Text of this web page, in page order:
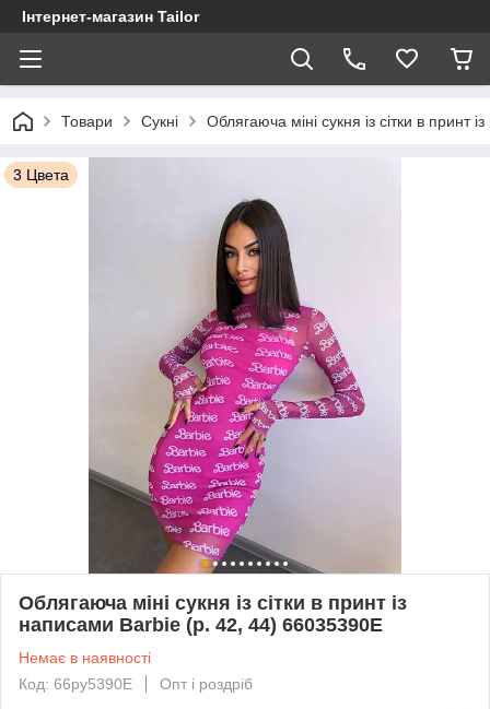
Інтернет-магазин Tailor
Товари Сукні Облягаюча міні сукня із сітки в
3 Цвета
Облягаюча міні сукня із сітки в принт із
написами Barbie (р. 42, 44) 66035390Е
Немає в наявності
Код: 66py5390Е
Опт і роздріб